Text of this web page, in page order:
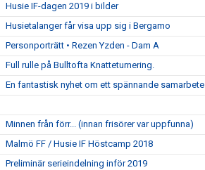
Husie IF-dagen 2019 i bilder
Husietalanger får visa upp sig i Bergamo
Personporträtt • Rezen Yzden - Dam A
Full rulle på Bulltofta Knatteturnering.
En fantastisk nyhet om ett spännande samarbete
Minnen från förr... (innan frisörer var uppfunna)
Malmö FF / Husie IF Höstcamp 2018
Preliminär serieindelning inför 2019